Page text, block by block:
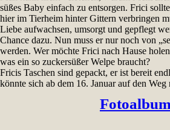
süßes Baby einfach zu entsorgen. Frici
hier im Tierheim hinter Gittern verbringen
Liebe aufwachsen, umsorgt und gepflegt
Chance dazu. Nun muss er nur noch von
werden. Wer möchte Frici nach Hause
was ein so zuckersüßer Welpe braucht?
Fricis Taschen sind gepackt, er ist bereit
könnte sich ab dem 16. Januar auf den Weg
Fotoalbum